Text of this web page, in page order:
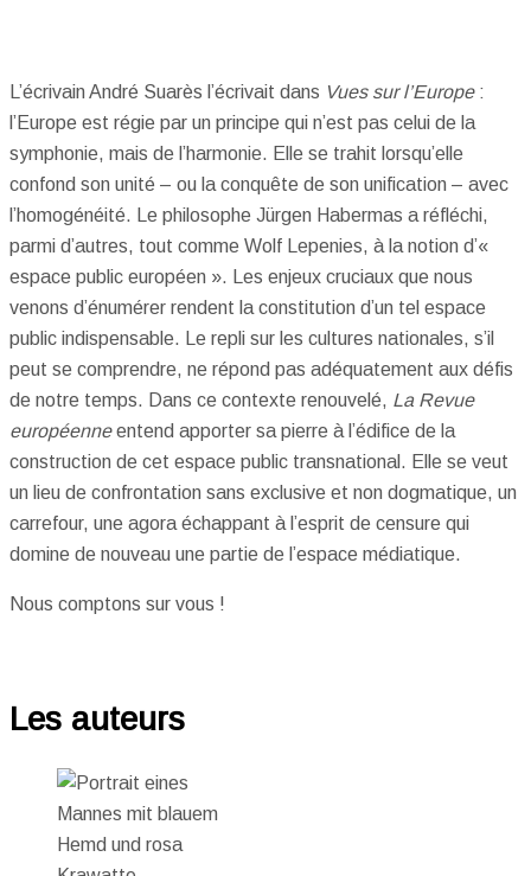
L’écrivain André Suarès l’écrivait dans Vues sur l’Europe:
l’Europe est régie par un principe qui n’est pas celui de la
symphonie, mais de l’harmonie. Elle se trahit lorsqu’elle
confond son unité – ou la conquête de son unification – avec
l’homogénéité. Le philosophe Jürgen Habermas a réfléchi,
parmi d’autres, tout comme Wolf Lepenies, à la notion d’«
espace public européen ». Les enjeux cruciaux que nous
venons d’énumérer rendent la constitution d’un tel espace
public indispensable. Le repli sur les cultures nationales, s’il
peut se comprendre, ne répond pas adéquatement aux défis
de notre temps. Dans ce contexte renouvelé, La Revue
européenneentend apporter sa pierre à l’édifice de la
construction de cet espace public transnational. Elle se veut
un lieu de confrontation sans exclusive et non dogmatique, un
carrefour, une agora échappant à l’esprit de censure qui
domine de nouveau une partie de l’espace médiatique.
Nous comptons sur vous !
Les auteurs